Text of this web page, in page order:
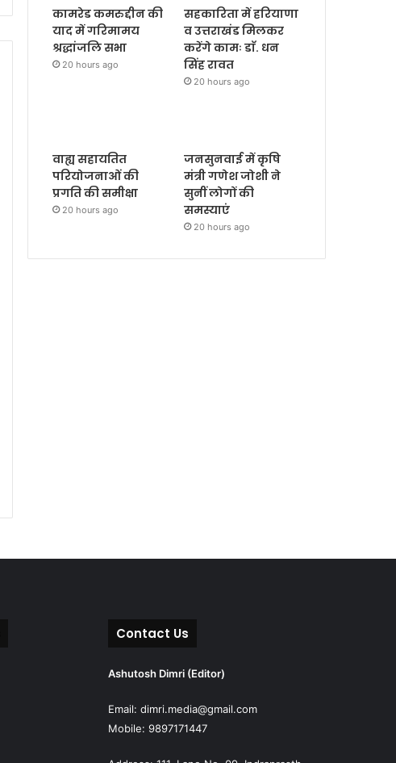
कामरेड कमरुद्दीन की
याद में गरिमामय
श्रद्धांजलि सभा
20 hours ago
सहकारिता में हरियाणा
व उत्तराखंड मिलकर
करेंगे कामः डाॅ. धन
सिंह रावत
20 hours ago
वाह्य सहायतित
परियोजनाओं की
प्रगति की समीक्षा
20 hours ago
जनसुनवाई में कृषि
मंत्री गणेश जोशी ने
सुनीं लोगों की
समस्याएं
20 hours ago
Contact Us
Ashutosh Dimri (Editor)
Email: dimri.media@gmail.com
Mobile: 9897171447